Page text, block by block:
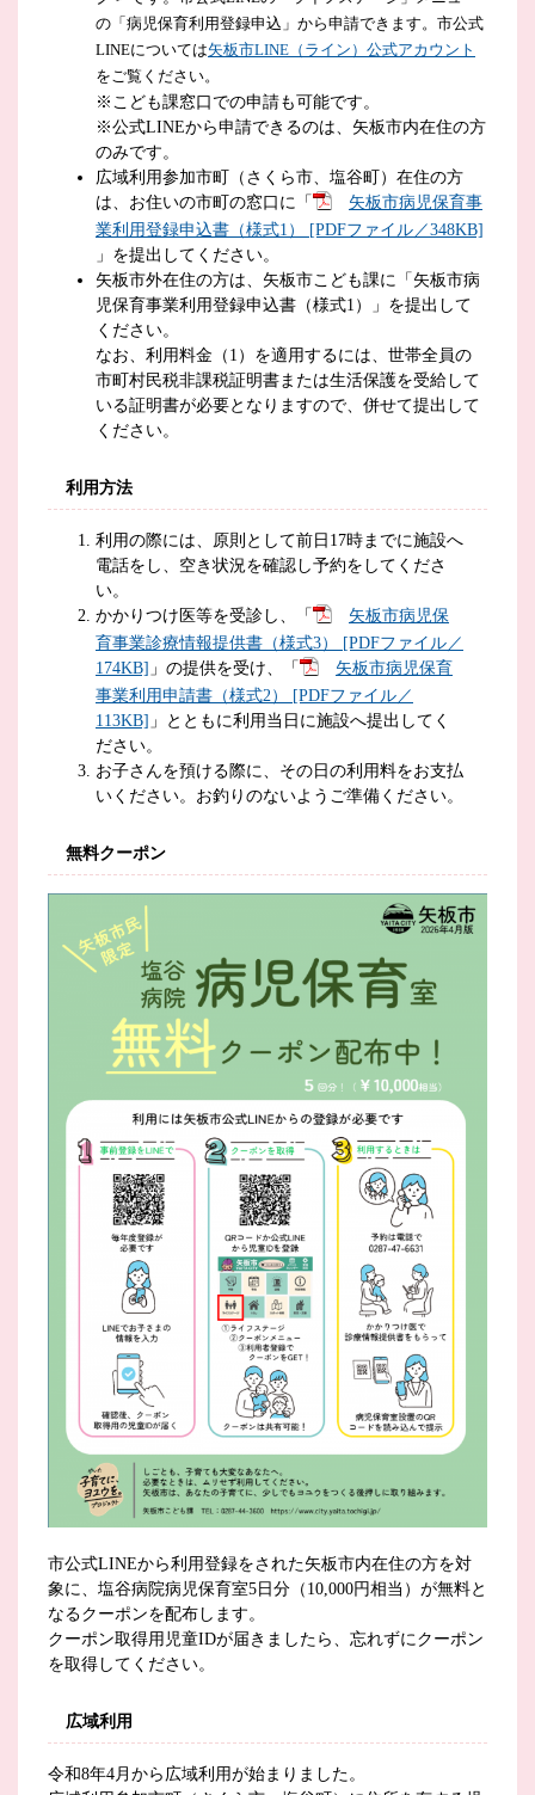
の「病児保育利用登録申込」から申請できます。市公式
LINEについては矢板市LINE（ライン）公式アカウント
をご覧ください。
※こども課窓口での申請も可能です。
※公式LINEから申請できるのは、矢板市内在住の方
のみです。
広域利用参加市町（さくら市、塩谷町）在住の方
は、お住いの市町の窓口に「
矢板市病児保育事
業利用登録申込書（様式1） [PDFファイル／348KB]
」を提出してください。
矢板市外在住の方は、矢板市こども課に「矢板市病
児保育事業利用登録申込書（様式1）」を提出して
ください。
なお、利用料金（1）を適用するには、世帯全員の
市町村民税非課税証明書または生活保護を受給して
いる証明書が必要となりますので、併せて提出して
ください。
利用方法
利用の際には、原則として前日17時までに施設へ
電話をし、空き状況を確認し予約をしてくださ
い。
かかりつけ医等を受診し、「
矢板市病児保
育事業診療情報提供書（様式3） [PDFファイル／
174KB] 」の提供を受け、「
矢板市病児保育
事業利用申請書（様式2） [PDFファイル／
113KB] 」とともに利用当日に施設へ提出してく
ださい。
お子さんを預ける際に、その日の利用料をお支払
いください。お釣りのないようご準備ください。
無料クーポン
市公式LINEから利用登録をされた矢板市内在住の方を対
象に、塩谷病院病児保育室5日分（10,000円相当）が無料と
なるクーポンを配布します。
クーポン取得用児童IDが届きましたら、忘れずにクーポン
を取得してください。
広域利用
令和8年4月から広域利用が始まりました。